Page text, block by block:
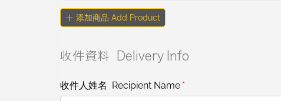
添加商品 Add Product
收件資料 Delivery Info
收件人姓名 Recipient Name *(required)